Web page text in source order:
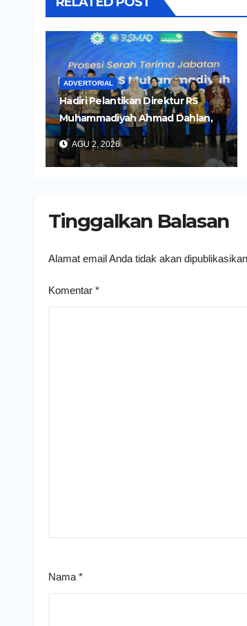
ADVERTORIAL
Hadiri Pelantikan Direktur RS
Muhammadiyah Ahmad Dahlan,
Wali Kota Kediri Tekankan
Pelayanan Kesehatan yang
Humanis
AGU 2, 2026
Tinggalkan Balasan
Alamat email Anda tidak akan
Komentar *
Nama*